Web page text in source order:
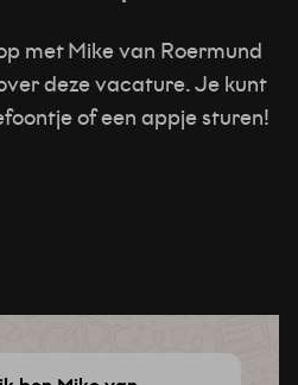
met Mike van Roermund
deze vacature. Je kunt
of een appje sturen!